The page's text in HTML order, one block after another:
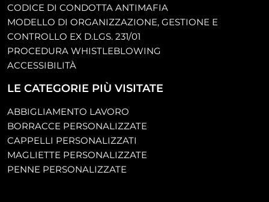
CODICE DI CONDOTTA ANTIMAFIA
MODELLO DI ORGANIZZAZIONE, GESTIONE E
CONTROLLO EX D.LGS. 231/01
PROCEDURA WHISTLEBLOWING
ACCESSIBILITÀ
LE CATEGORIE PIÙ VISITATE
ABBIGLIAMENTO LAVORO
BORRACCE PERSONALIZZATE
CAPPELLI PERSONALIZZATI
MAGLIETTE PERSONALIZZATE
PENNE PERSONALIZZATE